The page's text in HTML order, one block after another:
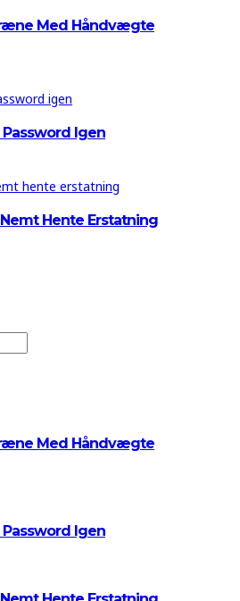
Med Håndvægte
Igen
Hente Erstatning
Med Håndvægte
Igen